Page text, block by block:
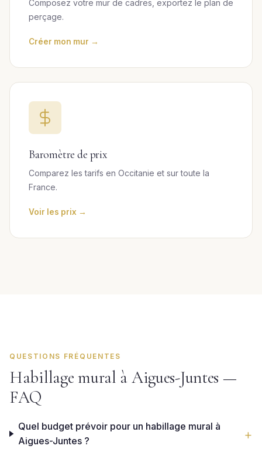
Composez votre mur de cadres, exportez le plan de
perçage.
Créer mon mur →
Baromètre de prix
Comparez les tarifs en Occitanie et sur toute la
France.
Voir les prix →
QUESTIONS FRÉQUENTES
Habillage mural à Aigues-Juntes —
FAQ
Quel budget prévoir pour un habillage mural à
Aigues-Juntes ?